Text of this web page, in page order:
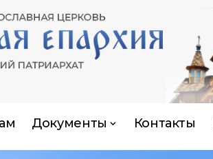
Документы Контакты